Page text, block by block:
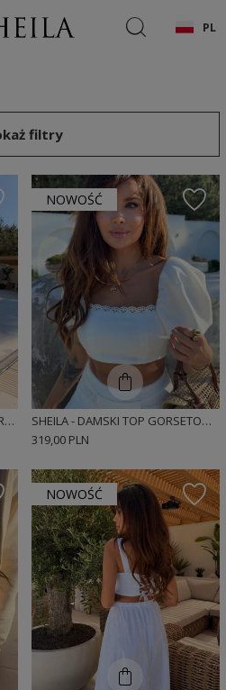
PL
filtry
SHEILA - DAMSKI TOP BIAŁY O KROJU TYPU BOMBKA 'MARIS'
NOWOŚĆ
SHEILA - DAMSKI TOP GORSETOWY Z KORONKĄ BIAŁY 'SANTORINI'
319,00 PLN
NOWOŚĆ